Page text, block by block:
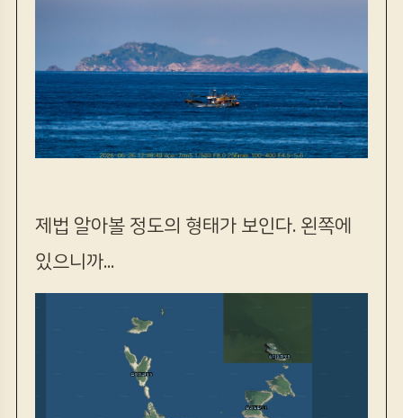
제법 알아볼 정도의 형태가 보인다. 왼쪽에
있으니까...